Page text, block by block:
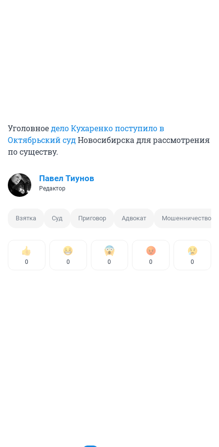
Уголовноедело Кухаренко поступило в
Октябрьский судНовосибирска для рассмотрения
по существу.
Павел Тиунов
Редактор
Взятка Суд Приговор Адвокат Мошенничество
0 0 0 0 0